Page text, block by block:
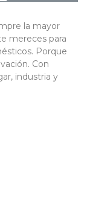
la mayor
mereces para
Porque
Con
industria y